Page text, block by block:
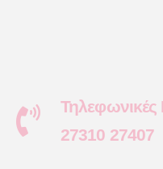
Τηλεφωνικές
27310 27407